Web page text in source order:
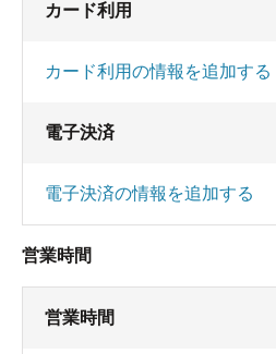
カード利用
カード利用の情報を追加する
電子決済
電子決済の情報を追加する
営業時間
営業時間